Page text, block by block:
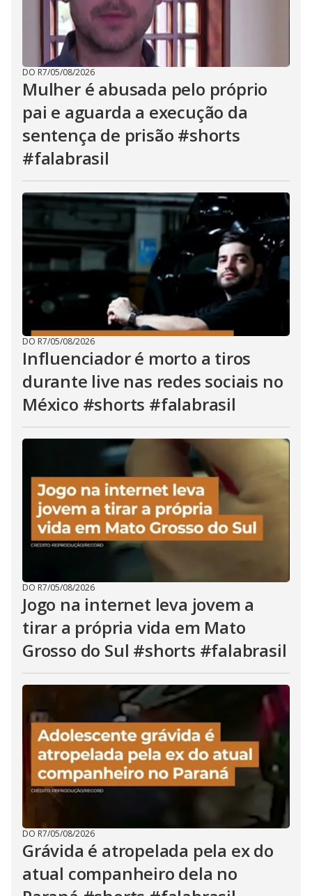
DO R7/05/08/2026
Mulher é abusada pelo próprio
pai e aguarda a execução da
sentença de prisão #shorts
#falabrasil
DO R7/05/08/2026
Influenciador é morto a tiros
durante live nas redes sociais no
México #shorts #falabrasil
DO R7/05/08/2026
Jogo na internet leva jovem a
tirar a própria vida em Mato
Grosso do Sul #shorts #falabrasil
DO R7/05/08/2026
Grávida é atropelada pela ex do
atual companheiro dela no